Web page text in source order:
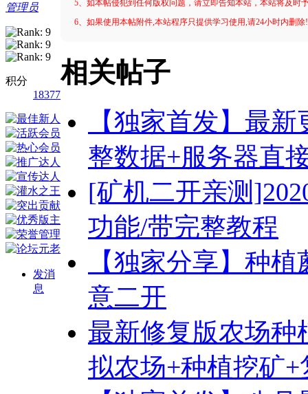
管理员
积分
18377
发消
息
5、如本帖侵犯到任何版权问题，请立即告知本站，本站将及时
6、如果使用本帖附件,本站程序只提供学习使用,请24小时内删
相关帖子
【独家首发】最
整数据+服务器直
[矿机二开亲测
功能/带完整教程
【独家分享】种
意二开
最新修复版农场种
拟农场+种植挖矿